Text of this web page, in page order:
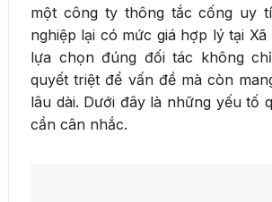
một công ty thông tắc cống uy
nghiệp lại có mức giá hợp lý tại Xã
lựa chọn đúng đối tác không
quyết triệt để vấn đề mà còn
lâu dài. Dưới đây là những yếu tố
cần cân nhắc.